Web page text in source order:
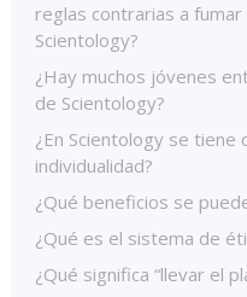
reglas contrarias a
Scientology?
¿Hay muchos jóvenes
de Scientology?
¿En Scientology se tiene
individualidad?
¿Qué beneficios se
¿Qué es el sistema de
¿Qué significa “llevar el